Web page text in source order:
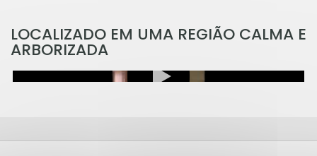
LOCALIZADO EM UMA REGIÃO CALMA E
ARBORIZADA